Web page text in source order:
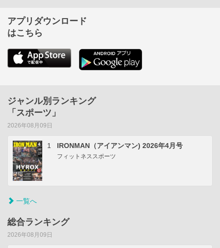
アプリダウンロード
はこちら
ジャンル別ランキング
「スポーツ」
2026年08月09日
1 IRONMAN（アイアンマン) 2026年4月号
フィットネススポーツ
一覧へ
総合ランキング
2026年08月09日